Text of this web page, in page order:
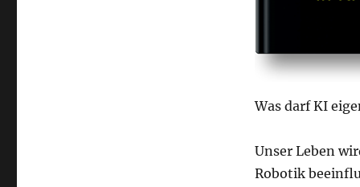
Was darf KI
Unser Leben
Robotik